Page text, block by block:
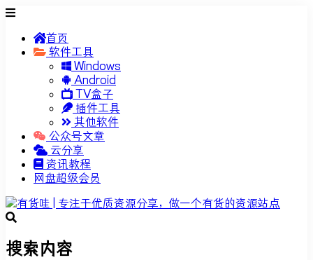
首页
软件工具
Windows
Android
TV盒子
插件工具
其他软件
公众号文章
云分享
资讯教程
网盘超级会员
搜索内容